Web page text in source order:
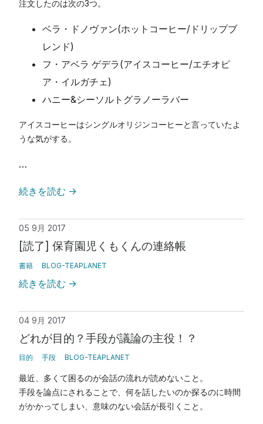
注文したのは次の3つ。
ベラ・ドノヴァン(ホットコーヒー/ドリップブ
レンド)
フ・アベラ ゲデラ(アイスコーヒー/エチオピ
ア・イルガチェ)
ハニー&シーソルトグラノーラバー
アイスコーヒーはシングルオリジンコーヒーと言っていたよ
うな気がする。
…
続きを読む →
05 9月 2017
[読了] 保育園児くもくんの連絡帳
書籍 BLOG-TEAPLANET
続きを読む →
04 9月 2017
どれが目的？手段が議論の主役！？
目的 手段 BLOG-TEAPLANET
最近、多くて困るのが会話の流れが読めないこと。
手段を論点にされることで、何を話したいのか探るのに時間
がかかってしまい、意味のない会話が長引くこと。